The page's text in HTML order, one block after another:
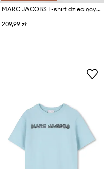
MARC JACOBS T-shirt dziecięcy bawełniany
209,99 zł